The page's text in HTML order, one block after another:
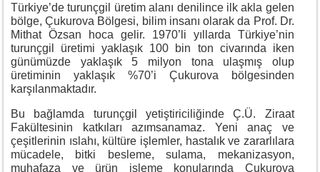
Türkiye’de turunçgil üretim alanı denilince ilk akla gelen
bölge, Çukurova Bölgesi, bilim insanı olarak da Prof. Dr.
Mithat Özsan hoca gelir. 1970’li yıllarda Türkiye’nin
turunçgil üretimi yaklaşık 100 bin ton civarında iken
günümüzde yaklaşık 5 milyon tona ulaşmış olup
üretiminin yaklaşık %70’i Çukurova bölgesinden
karşılanmaktadır.
Bu bağlamda turunçgil yetiştiriciliğinde Ç.Ü. Ziraat
Fakültesinin katkıları azımsanamaz. Yeni anaç ve
çeşitlerinin ıslahı, kültüre işlemler, hastalık ve zararlılara
mücadele, bitki besleme, sulama, mekanizasyon,
muhafaza ve ürün işleme konularında Çukurova